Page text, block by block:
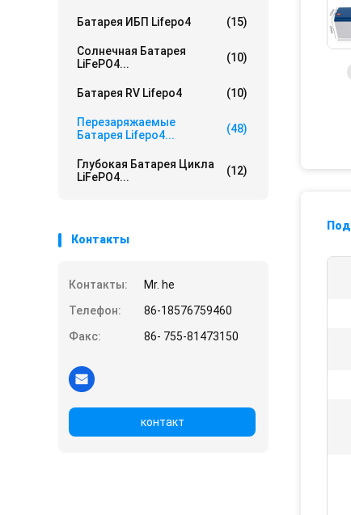
Батарея ИБП Lifepo4 (15)
Солнечная Батарея
LiFePO4...
(10)
Батарея RV Lifepo4 (10)
Перезаряжаемые
Батарея Lifepo4...
(48)
Глубокая Батарея Цикла
LiFePO4...
(12)
Контакты
Контакты:
Mr. he
Телефон:
86-18576759460
Факс:
86- 755-81473150
контакт